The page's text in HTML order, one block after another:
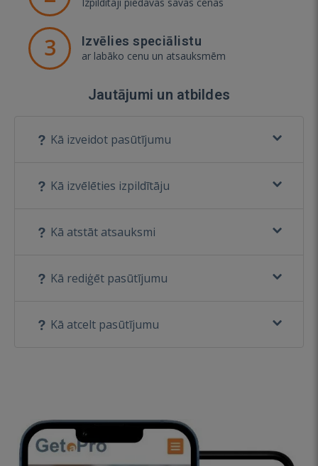
3 Izvēlies speciālistu
ar labāko cenu un atsauksmēm
Jautājumi un atbildes
Kā izveidot pasūtījumu
Kā izvēlēties izpildītāju
Kā atstāt atsauksmi
Kā rediģēt pasūtījumu
Kā atcelt pasūtījumu